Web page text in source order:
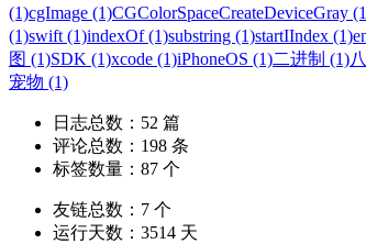
(1)cgImage (1)CGColorSpaceCreateDeviceGray
(1)swift (1)indexOf (1)substring (1)startIIndex (1)
图 (1)SDK (1)xcode (1)iPhoneOS (1)二进制 (1)
宠物 (1)
日志总数： 52 篇
评论总数： 198 条
标签数量： 87 个
友链总数： 7 个
运行天数： 3514 天